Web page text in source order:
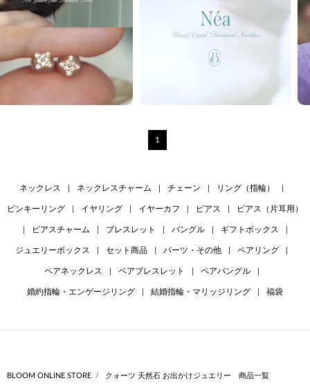
1
ネックレス ネックレスチャーム チェーン リング（指輪）
ピンキーリング イヤリング イヤーカフ ピアス ピアス（片耳用）
ピアスチャーム ブレスレット バングル ギフトボックス
ジュエリーボックス セット商品 パーツ・その他 ペアリング
ペアネックレス ペアブレスレット ペアバングル
婚約指輪・エンゲージリング 結婚指輪・マリッジリング 福袋
BLOOM ONLINE STORE クォーツ 天然石 お出かけジュエリー 商品一覧